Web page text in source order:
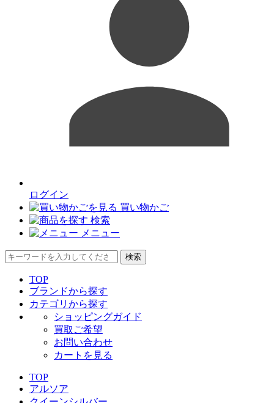
ログイン
買い物かご
検索
メニュー
検索
TOP
ブランドから探す
カテゴリから探す
ショッピングガイド
買取ご希望
お問い合わせ
カートを見る
TOP
アルソア